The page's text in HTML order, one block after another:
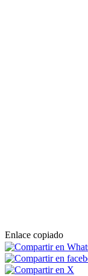
Enlace copiado